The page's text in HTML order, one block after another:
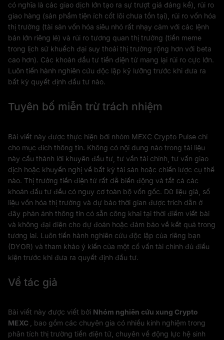
có nghĩa là các giao dịch lớn tạo ra sự trượt giá đáng kể), rủi ro
giao hàng (sản phẩm tiện ích cốt lõi chưa tồn tại), rủi ro vốn hóa
thị trường (tài sản vốn hóa siêu nhỏ rất nhạy cảm với các lệnh
bán lớn riêng lẻ) và rủi ro tương quan thị trường (tiền meme
trong lịch sử khuếch đại suy thoái thị trường rộng hơn với beta
cao hơn). Các khoản đầu tư tiền điện tử mang lại rủi ro cực lớn.
Luôn tiến hành nghiên cứu độc lập kỹ lưỡng trước khi đưa ra
bất kỳ quyết định đầu tư nào.
Tuyên bố miễn trừ trách nhiệm
Bài viết này được thực hiện bởi nhóm MEXC Crypto Pulse chỉ
cho mục đích thông tin. Không có nội dung nào trong tài liệu
này cấu thành lời khuyên đầu tư, tư vấn tài chính, tư vấn giao
dịch hoặc khuyến nghị về bất kỳ tài sản hoặc chiến lược cụ thể
nào. Thị trường tiền điện tử rất dễ biến động và tất cả các
khoản đầu tư đều có nguy cơ toàn bộ vốn gốc. Dữ liệu giá, số
liệu vốn hóa thị trường và dự báo thời gian được trích dẫn ở
đây phản ánh thông tin có sẵn công khai tại thời điểm viết bài
và không đại diện cho dự đoán hoặc đảm bảo về kết quả trong
tương lai. Luôn tiến hành nghiên cứu độc lập của riêng bạn
(DYOR) và tham khảo ý kiến của một cố vấn tài chính đủ điều
kiện trước khi đưa ra quyết định đầu tư.
Về tác giả
Bài viết này được viết bởi Nhóm nghiên cứu xung Crypto
MEXC
, bao gồm các chuyên gia có nhiều kinh nghiệm trong
phân tích thị trường tiền điện tử, chuyên về động lực hệ sinh